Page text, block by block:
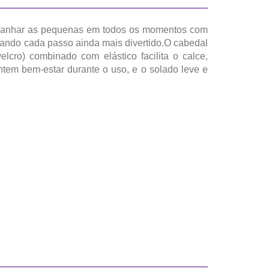
as pequenas em todos os momentos com
cada passo ainda mais divertido.O cabedal
combinado com elástico facilita o calce,
bem-estar durante o uso, e o solado leve e